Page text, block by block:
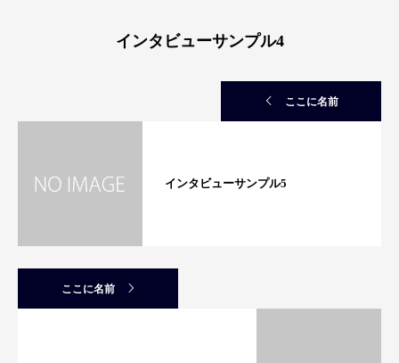
インタビューサンプル4
ここに名前
インタビューサンプル5
ここに名前